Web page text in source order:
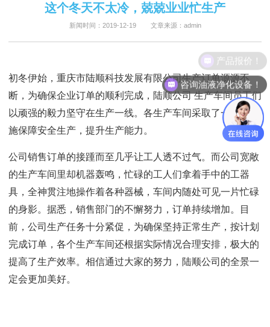
这个冬天不太冷，兢兢业业忙生产
新闻时间：2019-12-19 文章来源：admin
初冬伊始，重庆市陆顺科技发展有限公司生产订单源源不
断，为确保企业订单的顺利完成，陆顺公司 生产车间员工们
以顽强的毅力坚守在生产一线。各生产车间采取了一系列措
施保障安全生产，提升生产能力。
公司销售订单的接踵而至几乎让工人透不过气。而公司宽敞
的生产车间里却机器轰鸣，忙碌的工人们拿着手中的工器
具，全神贯注地操作着各种器械，车间内随处可见一片忙碌
的身影。据悉，销售部门的不懈努力，订单持续增加。目
前，公司生产任务十分紧促，为确保坚持正常生产，按计划
完成订单，各个生产车间还根据实际情况合理安排，极大的
提高了生产效率。相信通过大家的努力，陆顺公司的全景一
定会更加美好。
咨询油液净化设备！
产品报价！